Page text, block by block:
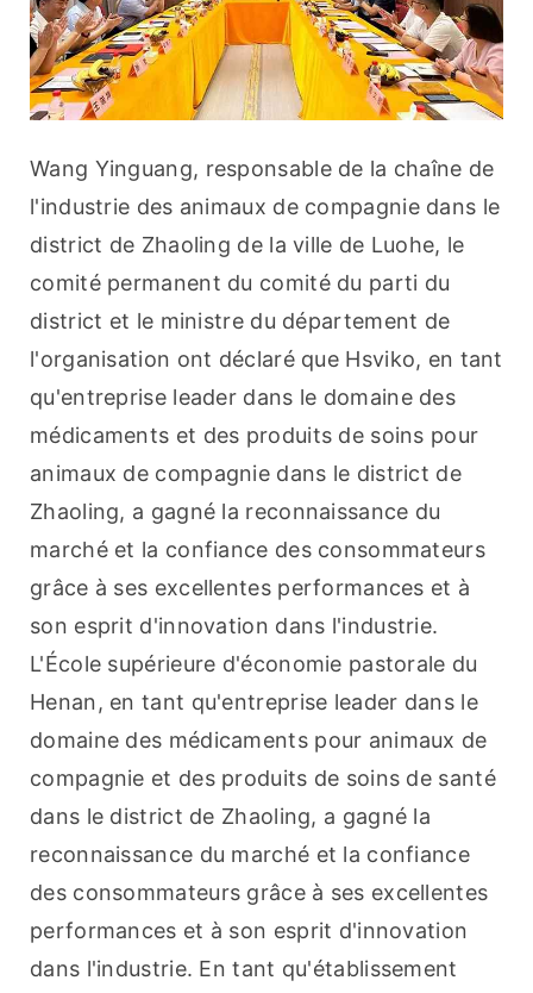
Wang Yinguang, responsable de la chaîne de
l'industrie des animaux de compagnie dans le
district de Zhaoling de la ville de Luohe, le
comité permanent du comité du parti du
district et le ministre du département de
l'organisation ont déclaré que Hsviko, en tant
qu'entreprise leader dans le domaine des
médicaments et des produits de soins pour
animaux de compagnie dans le district de
Zhaoling, a gagné la reconnaissance du
marché et la confiance des consommateurs
grâce à ses excellentes performances et à
son esprit d'innovation dans l'industrie.
L'École supérieure d'économie pastorale du
Henan, en tant qu'entreprise leader dans le
domaine des médicaments pour animaux de
compagnie et des produits de soins de santé
dans le district de Zhaoling, a gagné la
reconnaissance du marché et la confiance
des consommateurs grâce à ses excellentes
performances et à son esprit d'innovation
dans l'industrie. En tant qu'établissement